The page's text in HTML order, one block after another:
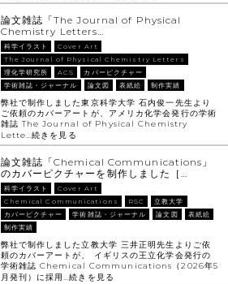
論文雑誌「The Journal of Physical
Chemistry Letters…
科学イラスト
Cover Art
The Journal of Physical Chemistry Letters
理化学研究所
ACS
カバーピクチャー
学術雑誌・ジャーナル
論文図 表紙絵 制作実績
弊社で制作しました東京科学大学 石内俊一先生より
ご依頼のカバーアートが、アメリカ化学会発行の学術
雑誌 The Journal of Physical Chemistry
Lette…続きを見る
論文雑誌「Chemical Communications」
のカバーピクチャーを制作しました［…
科学イラスト
Cover Art
Chemical Communications
RSC
立教大学
カバーピクチャー
学術雑誌・ジャーナル 論文図
表紙絵
制作実績
弊社で制作しました立教大学 三井正明先生よりご依
頼のカバーアートが、 イギリスの王立化学会発行の
学術雑誌 Chemical Communications（2026年5
月発刊）に採用…続きを見る